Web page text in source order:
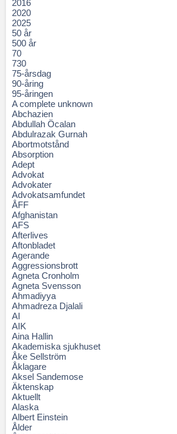
2016
2020
2025
50 år
500 år
70
730
75-årsdag
90-åring
95-åringen
A complete unknown
Abchazien
Abdullah Öcalan
Abdulrazak Gurnah
Abortmotstånd
Absorption
Adept
Advokat
Advokater
Advokatsamfundet
ÅFF
Afghanistan
AFS
Afterlives
Aftonbladet
Agerande
Aggressionsbrott
Agneta Cronholm
Agneta Svensson
Ahmadiyya
Ahmadreza Djalali
AI
AIK
Aina Hallin
Akademiska sjukhuset
Åke Sellström
Åklagare
Aksel Sandemose
Äktenskap
Aktuellt
Alaska
Albert Einstein
Ålder